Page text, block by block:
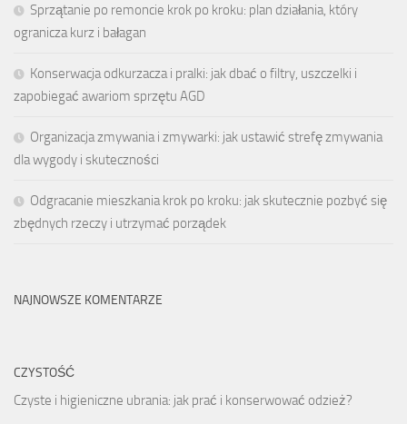
Sprzątanie po remoncie krok po kroku: plan działania, który
ogranicza kurz i bałagan
Konserwacja odkurzacza i pralki: jak dbać o filtry, uszczelki i
zapobiegać awariom sprzętu AGD
Organizacja zmywania i zmywarki: jak ustawić strefę zmywania
dla wygody i skuteczności
Odgracanie mieszkania krok po kroku: jak skutecznie pozbyć się
zbędnych rzeczy i utrzymać porządek
NAJNOWSZE KOMENTARZE
CZYSTOŚĆ
Czyste i higieniczne ubrania: jak prać i konserwować odzież?